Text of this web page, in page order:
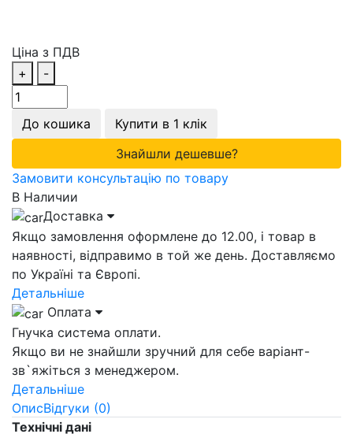
Ціна з ПДВ
+
-
До кошика
Купити в 1 клік
Знайшли дешевше?
Замовити консультацію по товару
В Наличии
Доставка
Якщо замовлення оформлене до 12.00, і товар в
наявності, відправимо в той же день. Доставляємо
по Україні та Європі.
Детальніше
Оплата
Гнучка система оплати.
Якщо ви не знайшли зручний для себе варіант-
зв`яжіться з менеджером.
Детальніше
ОписВідгуки (0)
Технічні дані